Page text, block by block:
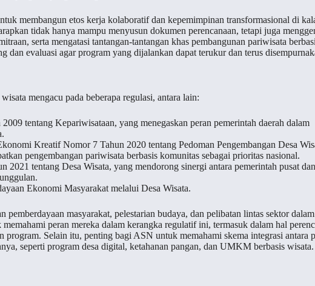
membangun etos kerja kolaboratif dan kepemimpinan transformasional di
tidak hanya mampu menyusun dokumen perencanaan, tetapi juga
serta mengatasi tantangan-tantangan khas pembangunan pariwisata
dan evaluasi agar program yang dijalankan dapat terukur dan terus
mengacu pada beberapa regulasi, antara lain:
tentang Kepariwisataan, yang menegaskan peran pemerintah daerah dalam
Kreatif Nomor 7 Tahun 2020 tentang Pedoman Pengembangan Desa
pengembangan pariwisata berbasis komunitas sebagai prioritas nasional.
2021 tentang Desa Wisata, yang mendorong sinergi antara pemerintah pusat
Ekonomi Masyarakat melalui Desa Wisata.
pemberdayaan masyarakat, pelestarian budaya, dan pelibatan lintas sektor dalam
peran mereka dalam kerangka regulatif ini, termasuk dalam hal
program. Selain itu, penting bagi ASN untuk memahami skema integrasi antara
seperti program desa digital, ketahanan pangan, dan UMKM berbasis wisata.